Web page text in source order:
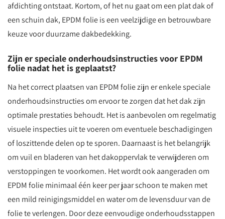
afdichting ontstaat. Kortom, of het nu gaat om een plat dak of
een schuin dak, EPDM folie is een veelzijdige en betrouwbare
keuze voor duurzame dakbedekking.
Zijn er speciale onderhoudsinstructies voor EPDM
folie nadat het is geplaatst?
Na het correct plaatsen van EPDM folie zijn er enkele speciale
onderhoudsinstructies om ervoor te zorgen dat het dak zijn
optimale prestaties behoudt. Het is aanbevolen om regelmatig
visuele inspecties uit te voeren om eventuele beschadigingen
of loszittende delen op te sporen. Daarnaast is het belangrijk
om vuil en bladeren van het dakoppervlak te verwijderen om
verstoppingen te voorkomen. Het wordt ook aangeraden om
EPDM folie minimaal één keer per jaar schoon te maken met
een mild reinigingsmiddel en water om de levensduur van de
folie te verlengen. Door deze eenvoudige onderhoudsstappen